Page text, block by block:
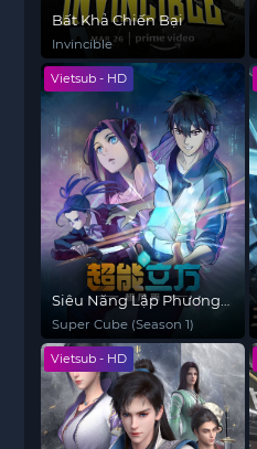
Bất Khả Chiến Bại
Invincible
Vietsub - HD
Siêu Năng Lập Phương
(Phần 1)
Super Cube (Season 1)
Vietsub - HD